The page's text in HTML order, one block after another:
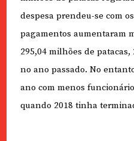
despesa prendeu-se com
pagamentos aumentaram
295,04 milhões de
no ano passado. No
ano com menos
quando 2018 tinha